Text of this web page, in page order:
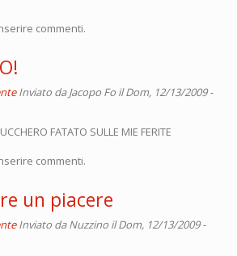
commenti.
Inviato daJacopo Fo il Dom, 12/13/2009 -
FATATO SULLE MIE FERITE
commenti.
un piacere
Inviato daNuzzino il Dom, 12/13/2009 -